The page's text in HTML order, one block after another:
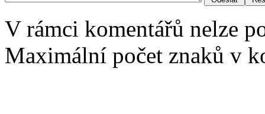
V rámci komentářů nelze
Maximální počet znaků v